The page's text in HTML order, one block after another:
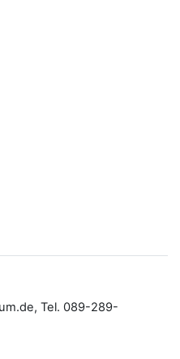
Tel. 089-289-